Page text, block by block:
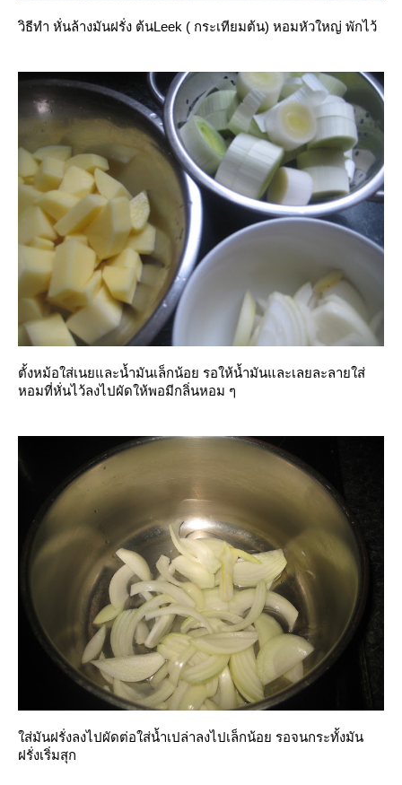
วิธีทำ หั่นล้างมันฝรั่ง ต้นLeek ( กระเทียมต้น) หอมหัวใหญ่ พักไว้
ตั้งหม้อใส่เนยและน้ำมันเล็กน้อย รอให้น้ำมันและเลยละลายใส่
หอมที่หั่นไว้ลงไปผัดให้พอมีกลิ่นหอม ๆ
ส่มันฝรั่งลงไปผัดต่อใส่น้ำเปล่าลงไปเล็กน้อย รอจนกระทั้งมัน
ฝรั่งเริ่มสุก